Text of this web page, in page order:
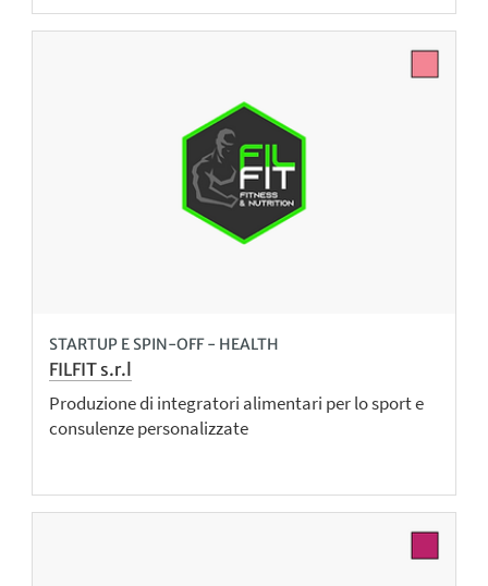
STARTUP E SPIN-OFF - HEALTH
FILFIT s.r.l
Produzione di integratori alimentari per lo sport e
consulenze personalizzate